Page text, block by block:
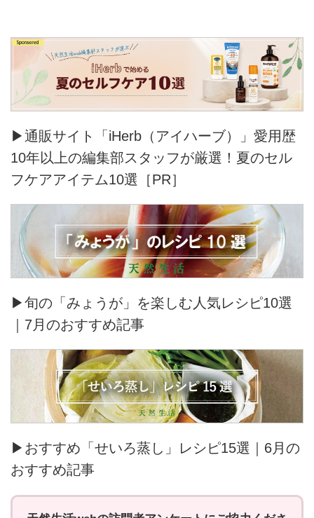
▶通販サイト「iHerb（アイハーブ）」愛用歴
10年以上の編集部スタッフが厳選！夏のセル
フケアアイテム10選［PR］
▶旬の「みょうが」を楽しむ人気レシピ10選
｜7月のおすすめ記事
▶おすすめ「せいろ蒸し」レシピ15選｜6月の
おすすめ記事